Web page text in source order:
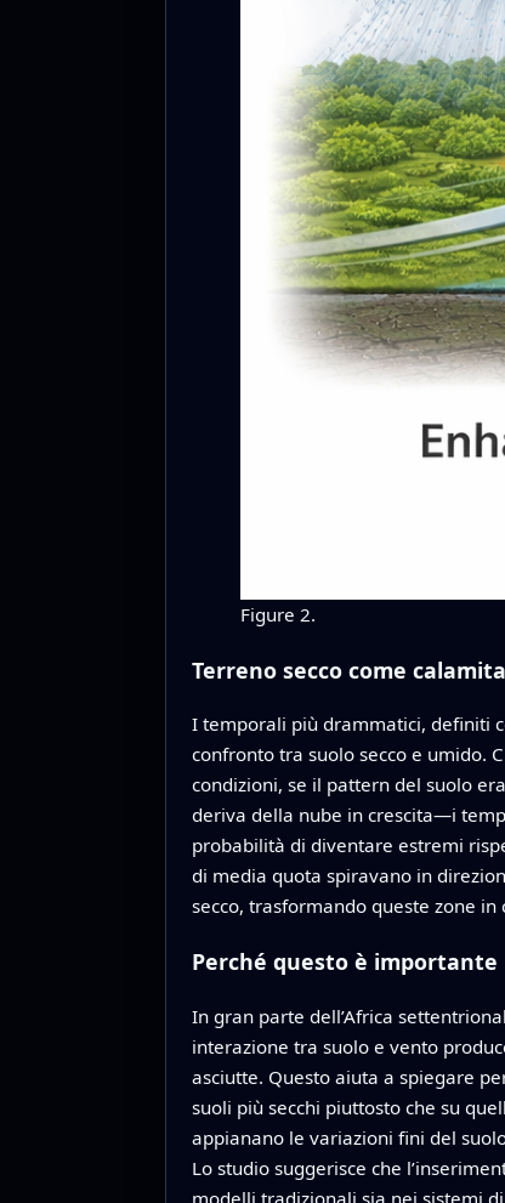
Figure 2.
Terreno secco come
I temporali più drammatici, definiti
confronto tra suolo secco e umido.
condizioni, se il pattern del suolo
deriva della nube in crescita—i
probabilità di diventare estremi
di media quota spiravano in
secco, trasformando queste zone
Perché questo è
In gran parte dell’Africa
interazione tra suolo e vento
asciutte. Questo aiuta a spiegare
suoli più secchi piuttosto che su
appianano le variazioni fini del
Lo studio suggerisce che
modelli tradizionali sia nei sistemi